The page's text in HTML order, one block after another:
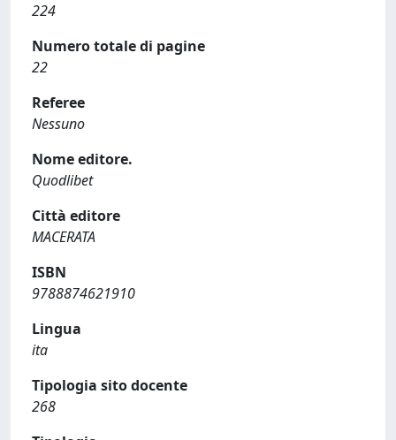
224
Numero totale di pagine
22
Referee
Nessuno
Nome editore.
Quodlibet
Città editore
MACERATA
ISBN
9788874621910
Lingua
ita
Tipologia sito docente
268